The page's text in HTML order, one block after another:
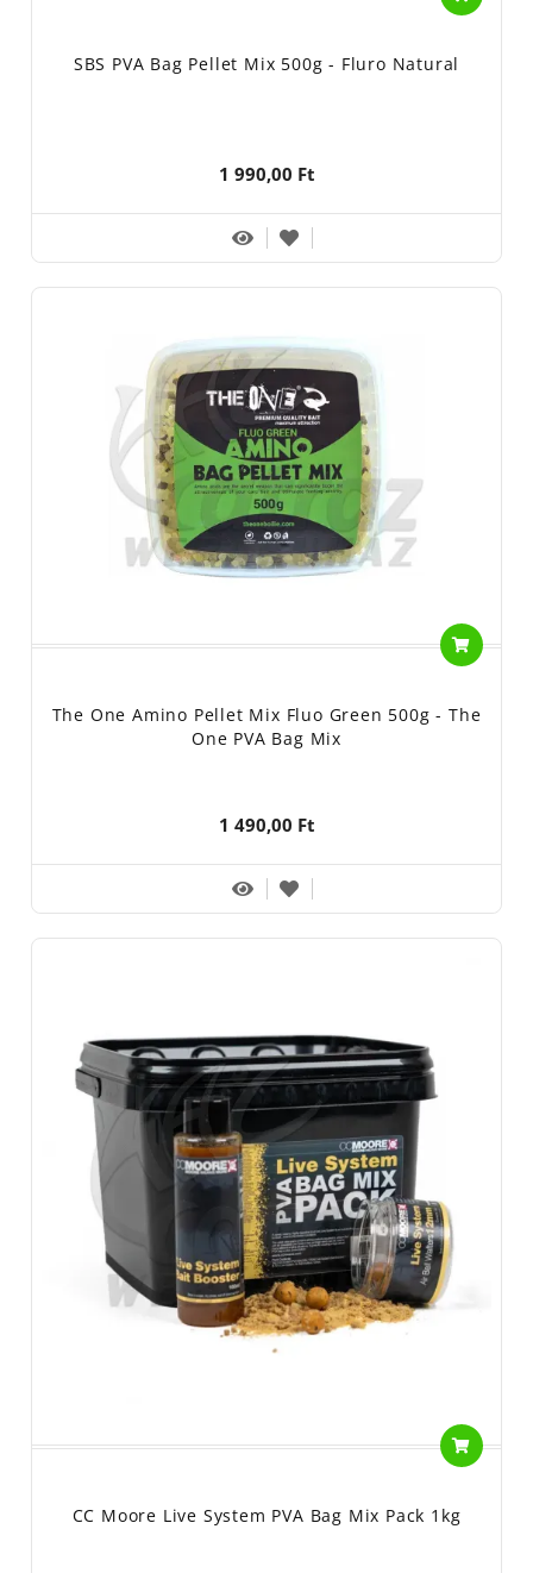
SBS PVA Bag Pellet Mix 500g - Fluro Natural
1 990,00 Ft
The One Amino Pellet Mix Fluo Green 500g - The
One PVA Bag Mix
1 490,00 Ft
CC Moore Live System PVA Bag Mix Pack 1kg